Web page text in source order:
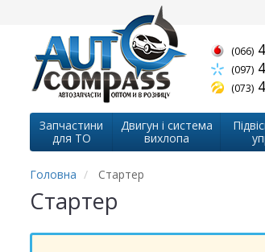
(066)
(097)
(073)
Запчастини
для ТО
Двигун і система
вихлопа
Головна Стартер
Стартер